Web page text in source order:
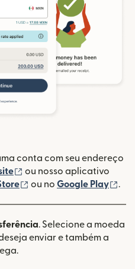
conta com seu endereço
(abre em uma nova
ou nosso aplicativo
(abre em uma nova
ou no Google Play .
. Selecione a moeda
enviar e também a